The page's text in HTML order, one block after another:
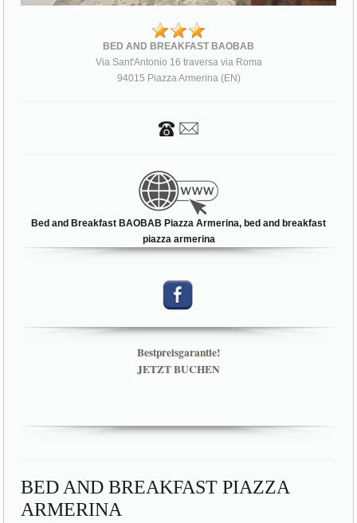
BED AND BREAKFAST BAOBAB
Via Sant'Antonio 16 traversa via Roma
94015 Piazza Armerina (EN)
Bed and Breakfast BAOBAB Piazza Armerina, bed and breakfast
piazza armerina
Bestpreisgarantie!
JETZT BUCHEN
BED AND BREAKFAST PIAZZA
ARMERINA